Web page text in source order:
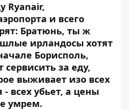
Ryanair,
и всего
Братюнь, ты ж
ирландосы хотят
Борисполь,
за еду,
выживает изо всех
всех убьет, а цены
умрем.